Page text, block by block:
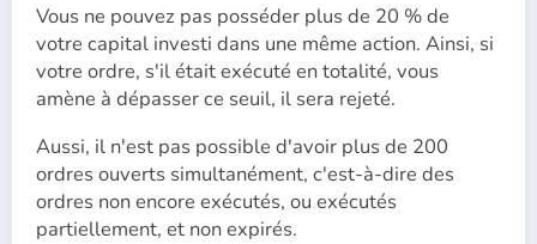
Vous ne pouvez pas posséder plus de 20 % de
votre capital investi dans une même action. Ainsi, si
votre ordre, s'il était exécuté en totalité, vous
amène à dépasser ce seuil, il sera rejeté.
Aussi, il n'est pas possible d'avoir plus de 200
ordres ouverts simultanément, c'est-à-dire des
ordres non encore exécutés, ou exécutés
partiellement, et non expirés.